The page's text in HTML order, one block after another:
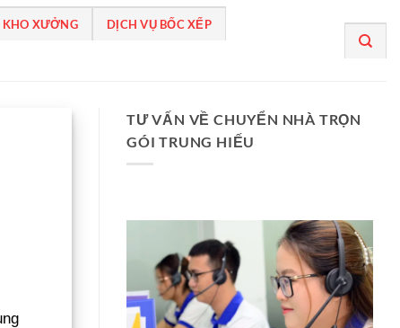
XƯỞNG DỊCH VỤ BỐC XẾP
TƯ VẤN VỀ CHUYỂN NHÀ TRỌN
GÓI TRUNG HIẾU